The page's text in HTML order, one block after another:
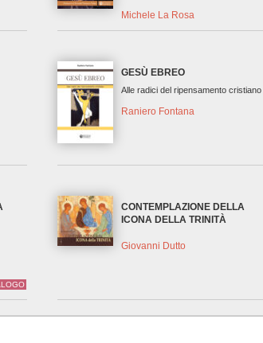
Michele La Rosa
GESÙ EBREO
Alle radici del ripensamento cristiano
Raniero Fontana
CONTEMPLAZIONE DELLA
ICONA DELLA TRINITÀ
Giovanni Dutto